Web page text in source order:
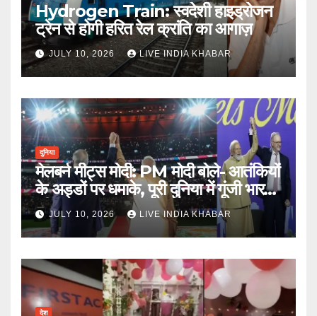
Hydrogen Train: स्वदेशी हाइड्रोजन
ट्रेन से होगी हरित रेल क्रांति का आगाज़
JULY 10, 2026 LIVE INDIA KHABAR
दुनिया
मेलबर्न मीट्स मोदी: PM मोदी बोले- आतंकियों
के अड्डों पर धमाके, पूरी दुनिया में गूंजी भारत
की ताकत
JULY 10, 2026 LIVE INDIA KHABAR
देश